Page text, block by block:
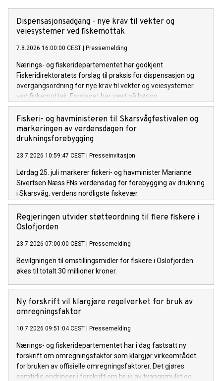
Dispensasjonsadgang - nye krav til vekter og
veiesystemer ved fiskemottak
7.8.2026 16:00:00 CEST | Pressemelding
Nærings- og fiskeridepartementet har godkjent
Fiskeridirektoratets forslag til praksis for dispensasjon og
overgangsordning for nye krav til vekter og veiesystemer
ved fiskemottak. Forslaget har vært på høring.
Fiskeri- og havministeren til Skarsvågfestivalen og
markeringen av verdensdagen for
drukningsforebygging
23.7.2026 10:59:47 CEST | Presseinvitasjon
Lørdag 25. juli markerer fiskeri- og havminister Marianne
Sivertsen Næss FNs verdensdag for forebygging av drukning
i Skarsvåg, verdens nordligste fiskevær.
Regjeringen utvider støtteordning til flere fiskere i
Oslofjorden
23.7.2026 07:00:00 CEST | Pressemelding
Bevilgningen til omstillingsmidler for fiskere i Oslofjorden
økes til totalt 30 millioner kroner.
Ny forskrift vil klargjøre regelverket for bruk av
omregningsfaktor
10.7.2026 09:51:04 CEST | Pressemelding
Nærings- og fiskeridepartementet har i dag fastsatt ny
forskrift om omregningsfaktor som klargjør virkeområdet
for bruken av offisielle omregningsfaktorer. Det gjøres
samtidig endringer i forskrift om bruk av tvangsmulkt og